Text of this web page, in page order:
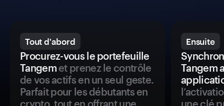
Tout d'abord
Procurez-vous le portefeuille
Tangemet prenez le contrôle
de vos actifs en un seul geste.
Parfait pour les débutants en
crypto, tout en offrant une
Ensuite
Tangem
une clé